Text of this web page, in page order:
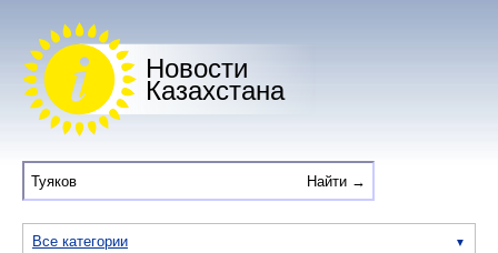
Новости
Казахстана
Все категории